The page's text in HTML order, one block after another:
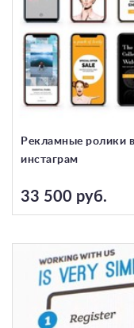
Рекламные ролики
инстаграм
33 500 руб.